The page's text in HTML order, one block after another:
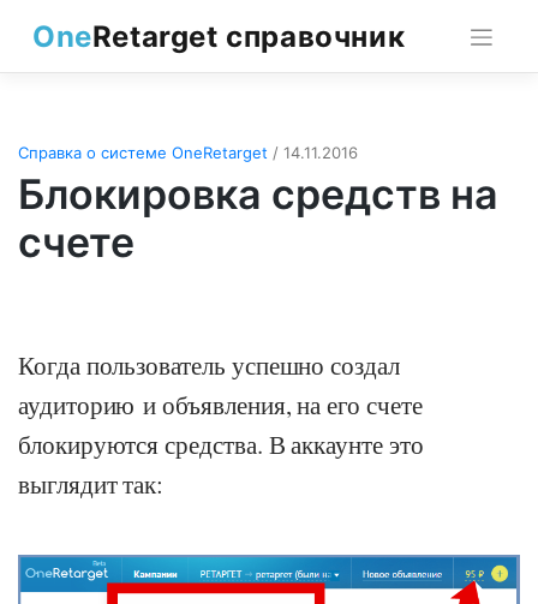
contentOneRetarget справочник
Справка о системе OneRetarget / 14.11.2016
Блокировка средств на
счете
Когда пользователь успешно создал
аудиторию и объявления, на его счете
блокируются средства. В аккаунте это
выглядит так: